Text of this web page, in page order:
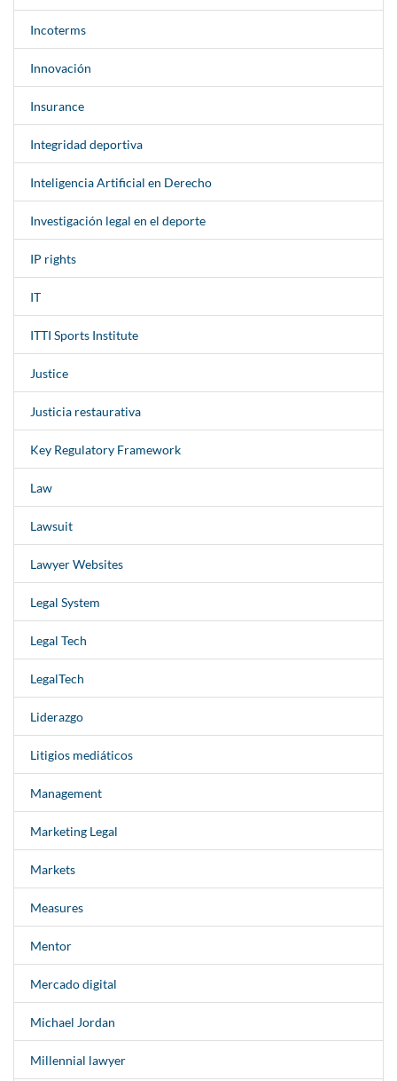
Incoterms
Innovación
Insurance
Integridad deportiva
Inteligencia Artificial en Derecho
Investigación legal en el deporte
IP rights
IT
ITTI Sports Institute
Justice
Justicia restaurativa
Key Regulatory Framework
Law
Lawsuit
Lawyer Websites
Legal System
Legal Tech
LegalTech
Liderazgo
Litigios mediáticos
Management
Marketing Legal
Markets
Measures
Mentor
Mercado digital
Michael Jordan
Millennial lawyer